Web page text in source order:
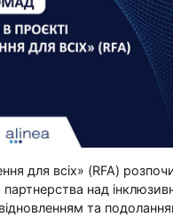
для всіх» (RFA)
над
та